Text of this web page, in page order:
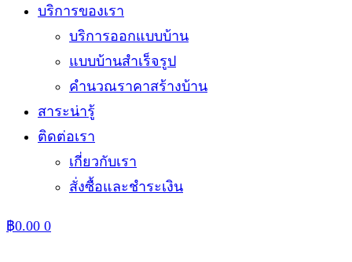
บริการของเรา
บริการออกแบบบ้าน
แบบบ้านสำเร็จรูป
คำนวณราคาสร้างบ้าน
สาระน่ารู้
ติดต่อเรา
เกี่ยวกับเรา
สั่งซื้อและชำระเงิน
฿0.00 0